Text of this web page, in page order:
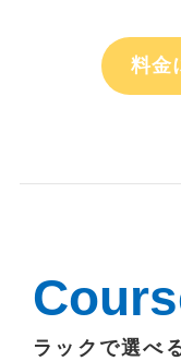
料金
ラックで選べ